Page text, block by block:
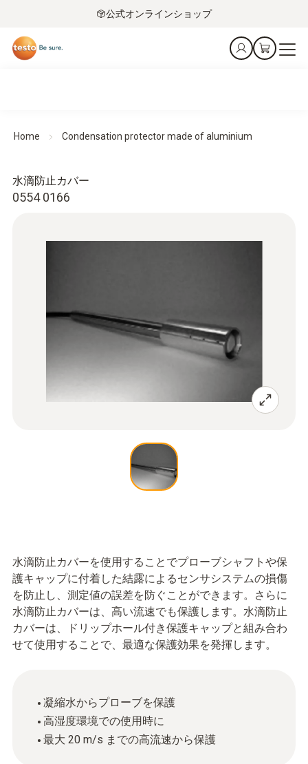
公式オンラインショップ
Home Condensation protector made of aluminium
0554 0166
水滴防止カバー
水滴防止カバーを使用することでプローブシャフトや保
護キャップに付着した結露によるセンサシステムの損傷
を防止し、測定値の誤差を防ぐことができます。さらに
水滴防止カバーは、高い流速でも保護します。水滴防止
カバーは、ドリップホール付き保護キャップと組み合わ
せて使用することで、最適な保護効果を発揮します。
凝縮水からプローブを保護
高湿度環境での使用時に
最大 20 m/s までの高流速から保護